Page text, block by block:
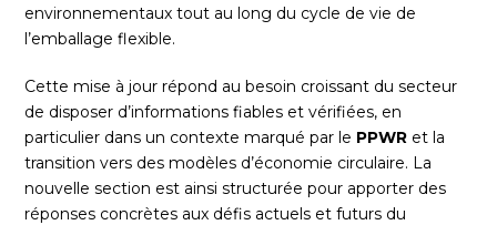
environnementaux tout au long du cycle de vie de
l’emballage flexible.
Cette mise à jour répond au besoin croissant du secteur
de disposer d’informations fiables et vérifiées, en
particulier dans un contexte marqué par le PPWR et la
transition vers des modèles d’économie circulaire. La
nouvelle section est ainsi structurée pour apporter des
réponses concrètes aux défis actuels et futurs du